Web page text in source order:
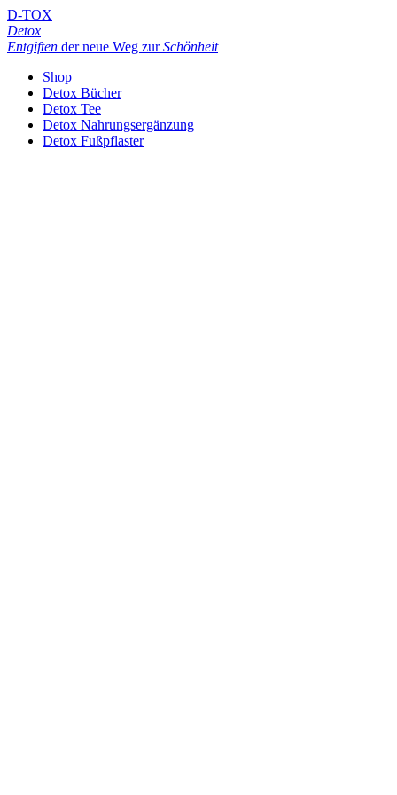
D-TOX
Detox
Entgiften der neue Weg zurSchönheit
Shop
Detox Bücher
Detox Tee
Detox Nahrungsergänzung
Detox Fußpflaster